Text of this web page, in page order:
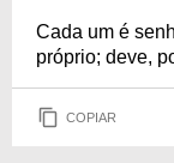
Cada um é
próprio; deve,
COPIAR